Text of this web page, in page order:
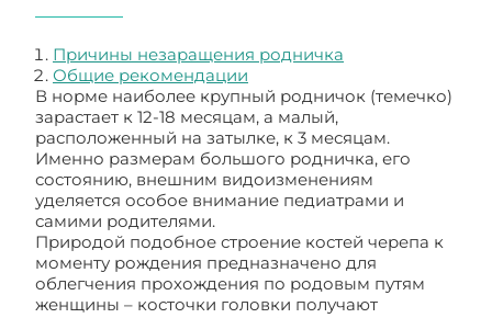
Причины незаращения родничка
Общие рекомендации
В норме наиболее крупный родничок (темечко)
зарастает к 12-18 месяцам, а малый,
расположенный на затылке, к 3 месяцам.
Именно размерам большого родничка, его
состоянию, внешним видоизменениям
уделяется особое внимание педиатрами и
самими родителями.
Природой подобное строение костей черепа к
моменту рождения предназначено для
облегчения прохождения по родовым путям
женщины – косточки головки получают